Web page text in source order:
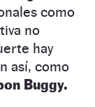
como
no
hay
así, como
Buggy.